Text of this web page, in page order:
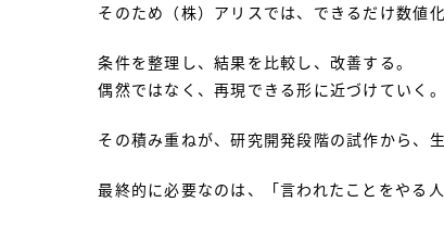
そのため（株）アリスでは、できるだけ数値
条件を整理し、結果を比較し、改善する。
偶然ではなく、再現できる形に近づけていく。
その積み重ねが、研究開発段階の試作から、
最終的に必要なのは、「言われたことをやる